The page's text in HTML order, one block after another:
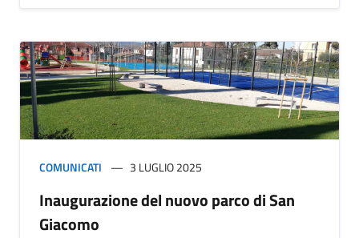
COMUNICATI 3 LUGLIO 2025
Inaugurazione del nuovo parco di San
Giacomo